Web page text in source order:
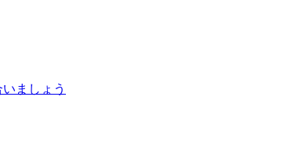
ましょう